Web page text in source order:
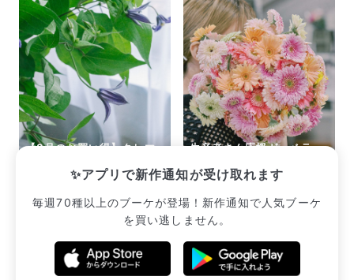
✨アプリで新作通知が受け取れます
毎週70種以上のブーケが登場！新作通知で人気ブーケ
を買い逃しません。
【8月のお買い得】クレマ
生産者さん応援ガーベラ
¥2,365
販売中のブーケ一覧へ